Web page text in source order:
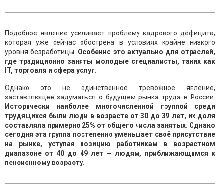
Подобное явление усиливает проблему кадрового дефицита,
которая уже сейчас обострена в условиях крайне низкого
уровня безработицы. Особенно это актуально для отраслей,
где традиционно заняты молодые специалисты, таких как
IT, торговля и сфера услуг.
Однако это не единственное тревожное явление,
заставляющее задуматься о будущем рынка труда в России.
Исторически наиболее многочисленной группой среди
трудящихся были люди в возрасте от 30 до 39 лет, их доля
составляла примерно 25% от общего числа занятых. Однако
сегодня эта группа постепенно уменьшает своё присутствие
на рынке, уступая позицию работникам в возрастном
диапазоне от 40 до 49 лет — людям, приближающимся к
пенсионному возрасту.